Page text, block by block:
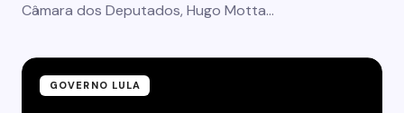
Câmara dos Deputados, Hugo Motta…
GOVERNO LULA